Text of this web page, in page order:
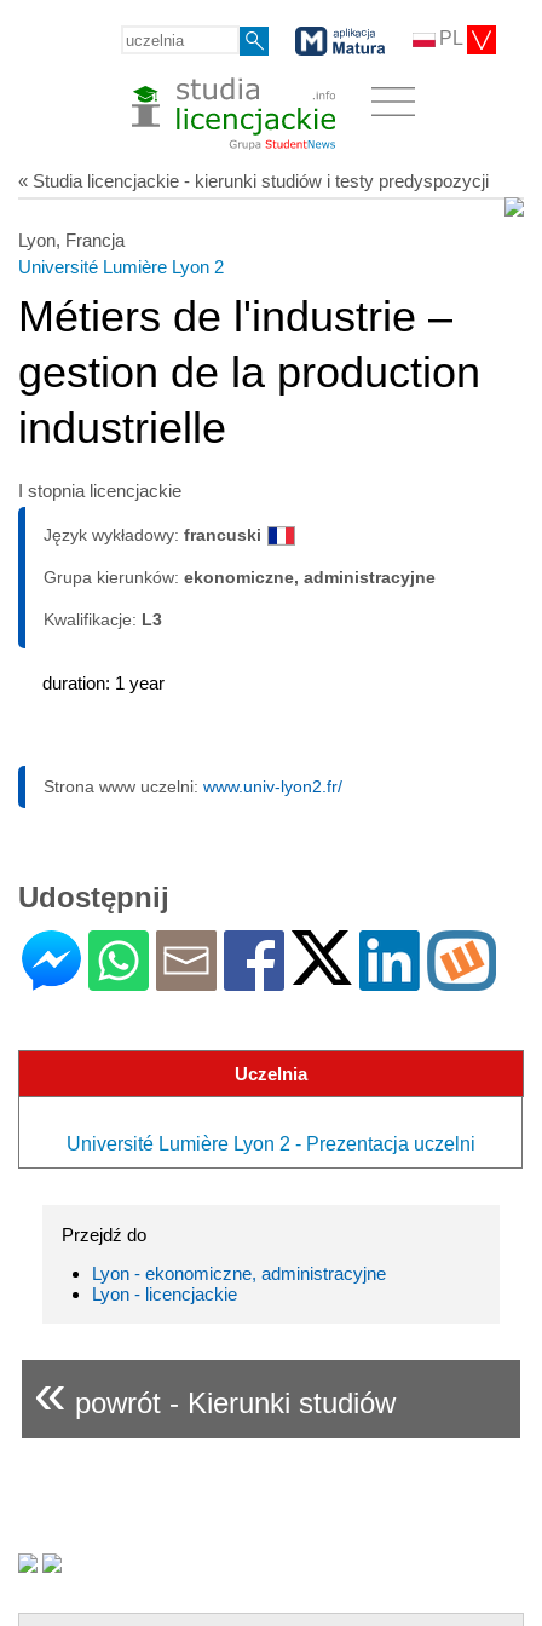
PL
« Studia licencjackie - kierunki studiów i testy predyspozycji
Lyon, Francja
Université Lumière Lyon 2
Métiers de l'industrie –
gestion de la production
industrielle
I stopnia licencjackie
Język wykładowy: francuski
Grupa kierunków: ekonomiczne, administracyjne
Kwalifikacje: L3
duration: 1 year
Strona www uczelni: www.univ-lyon2.fr/
Udostępnij
Uczelnia
Université Lumière Lyon 2 - Prezentacja uczelni
Przejdź do
Lyon - ekonomiczne, administracyjne
Lyon - licencjackie
« powrót - Kierunki studiów